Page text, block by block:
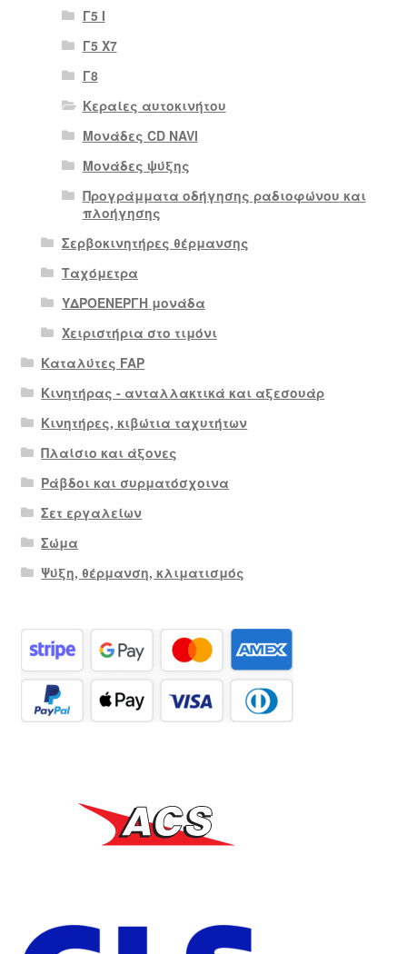
Γ5 Ι
Γ5 Χ7
Γ8
Κεραίες αυτοκινήτου
Μονάδες CD NAVI
Μονάδες ψύξης
Προγράμματα οδήγησης ραδιοφώνου και
πλοήγησης
Σερβοκινητήρες θέρμανσης
Ταχόμετρα
ΥΔΡΟΕΝΕΡΓΗ μονάδα
Χειριστήρια στο τιμόνι
Καταλύτες FAP
Κινητήρας - ανταλλακτικά και αξεσουάρ
Κινητήρες, κιβώτια ταχυτήτων
Πλαίσιο και άξονες
Ράβδοι και συρματόσχοινα
Σετ εργαλείων
Σώμα
Ψύξη, θέρμανση, κλιματισμός